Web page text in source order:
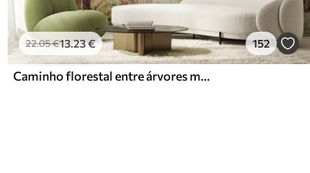
22.05€13.23€ 152
Caminho florestal entre árvores majestosas em estilo aquarela